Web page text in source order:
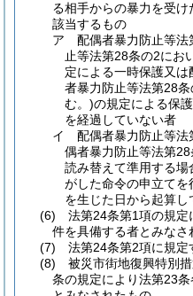
る相手からの暴力を受け
該当するもの
ア
配偶者暴力防止等
止等法第28条の2にお
定による一時保護又
者暴力防止等法第28
む。)の規定による保
を経過していない者
イ
配偶者暴力防止等
偶者暴力防止等法第
読み替えて準用する場
がした命令の申立てを
を生じた日から起算
(6)
法第24条第1項の規定
件を具備する者とみなさ
(7)
法第24条第2項に規
(8)
被災市街地復興特別
条の規定により法第23